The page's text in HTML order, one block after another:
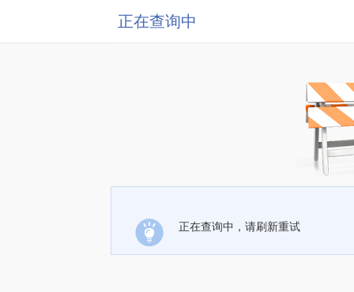
正在查询中
正在查询中，请刷新重试